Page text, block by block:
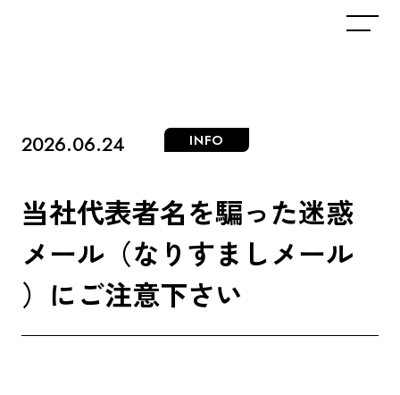
2026.06.24 INFO
当社代表者名を騙った迷惑
メール （な り すま しメール
） にご注意下さい